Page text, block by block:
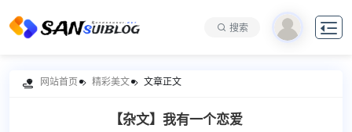
搜索 
 网站首页 精彩美文 文章正文
【杂文】我有一个恋爱